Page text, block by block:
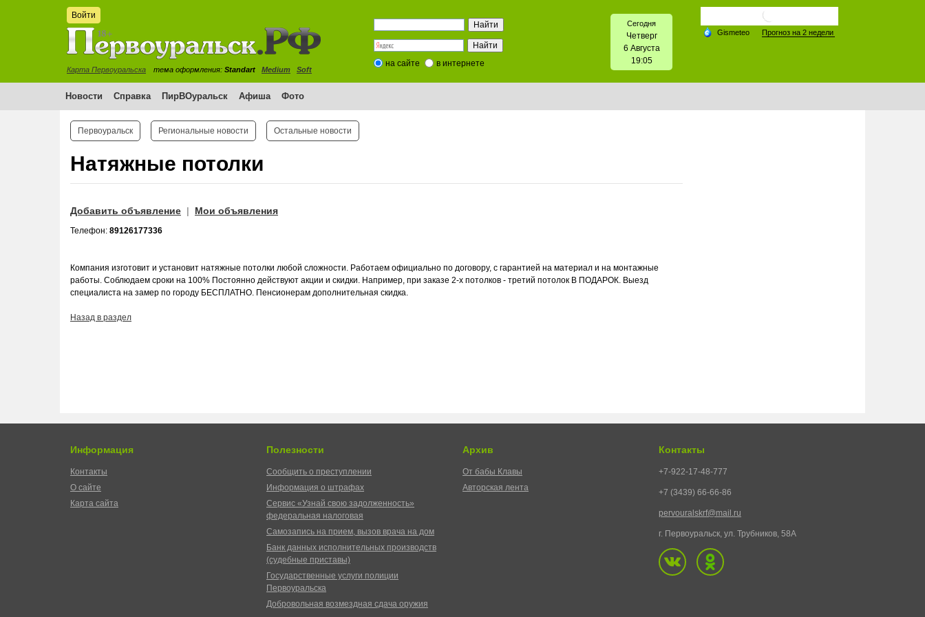
Войти
Карта Первоуральска тема оформления: Standart Medium Soft
на сайте в интернете
Сегодня
Четверг
6 Августа
19:05
Новости Справка ПирВОуральск Афиша Фото
Первоуральск Региональные новости Остальные новости
Натяжные потолки
Добавить объявление Мои объявления
Телефон: 89126177336
Компания изготовит и установит натяжные потолки любой сложности. Работаем официально по договору, с гарантией на материал и на монтажные
работы. Соблюдаем сроки на 100% Постоянно действуют акции и скидки. Например, при заказе 2-х потолков - третий потолок В ПОДАРОК. Выезд
специалиста на замер по городу БЕСПЛАТНО. Пенсионерам дополнительная скидка.
Назад в раздел
Информация
Контакты
О сайте
Карта сайта
Полезности
Сообщить о преступлении
Информация о штрафах
Сервис «Узнай свою задолженность»
федеральная налоговая
Самозапись на прием, вызов врача на дом
Банк данных исполнительных производств
(судебные приставы)
Государственные услуги полиции
Первоуральска
Добровольная возмездная сдача оружия
Архив
От бабы Клавы
Авторская лента
Контакты
+7-922-17-48-777
+7 (3439) 66-66-86
pervouralskrf@mail.ru
г. Первоуральск, ул. Трубников, 58А